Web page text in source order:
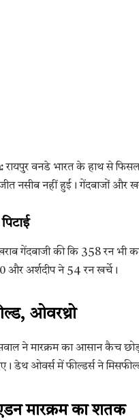
रायपुर वनडे भारत के हाथ से
नसीब नहीं हुई। गेंदबाजों और
गेंदबाजी की कि 358 रन
और अर्शदीप ने 54 रन खर्चे।
ओवरथ्रो
ने मारक्रम का आसान कैच
डेथ ओवर्स में फील्डर्स ने
मारक्रम का शतक